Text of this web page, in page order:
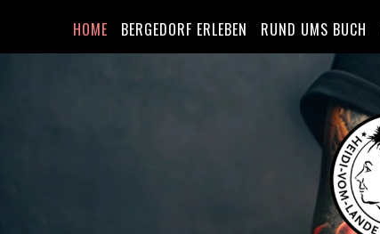
HOME BERGEDORF ERLEBEN RUND UMS BUCH